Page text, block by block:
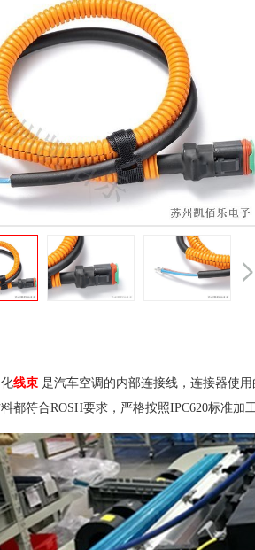
线束 是汽车空调的内部连接线，连接器使
都符合ROSH要求，严格按照IPC620标准加